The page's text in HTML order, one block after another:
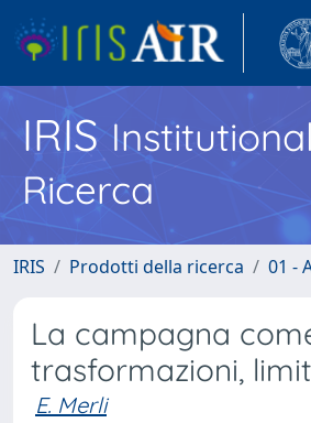
IRIS
Ricerca
IRIS Prodotti della ricerca 01 -
La campagna
trasformazioni,
E. Merli